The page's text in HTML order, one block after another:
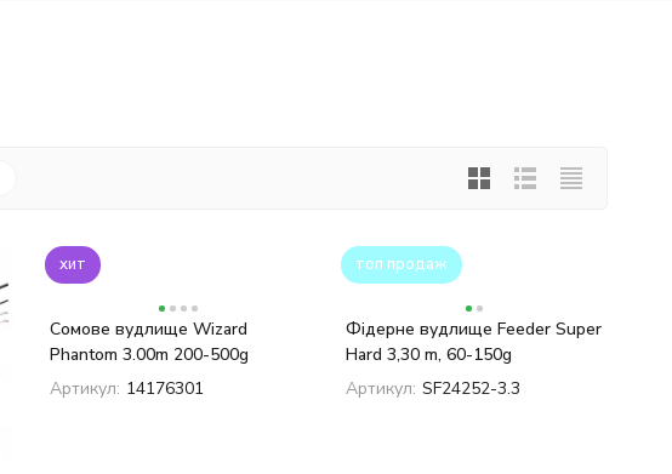
хит
Сомове вудлище Wizard
Phantom 3.00m 200-500g
Артикул: 14176301
топ продаж
Фідерне вудлище Feeder Super
Hard 3,30 m, 60-150g
Артикул: SF24252-3.3